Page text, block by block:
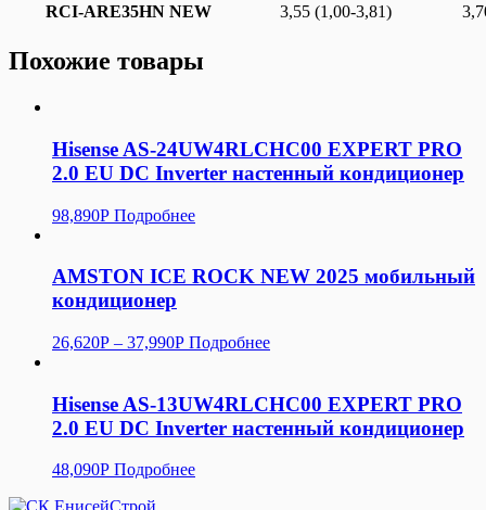
RCI-ARE35HN NEW
3,55 (1,00-3,81)
Похожие товары
Hisense AS-24UW4RLCHC00 EXPERT PRO
2.0 EU DC Inverter настенный кондиционер
98,890Р Подробнее
AMSTON ICE ROCK NEW 2025 мобильный
кондиционер
26,620Р – 37,990Р Подробнее
Hisense AS-13UW4RLCHC00 EXPERT PRO
2.0 EU DC Inverter настенный кондиционер
48,090Р Подробнее